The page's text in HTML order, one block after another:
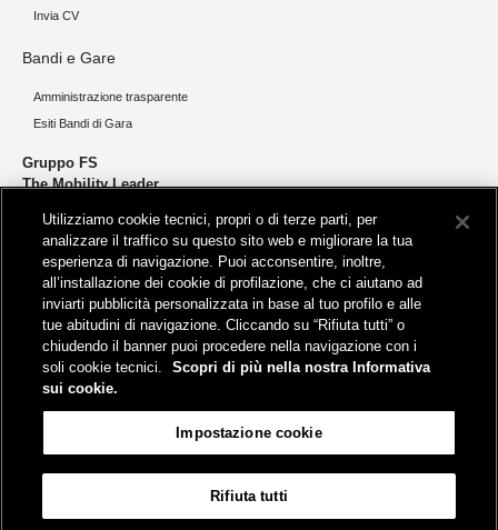
Invia CV
Bandi e Gare
Amministrazione trasparente
Esiti Bandi di Gara
Gruppo FS
The Mobility Leader
Progettiamo e realizziamo infrastrutture per una mobilità sostenibile di
persone e merci. Accorciamo le distanze per lo sviluppo e la crescita
del nostro Paese.
Piazza della Croce Rossa, 1 - 00161 Roma
Utilizziamo cookie tecnici, propri o di terze parti, per
analizzare il traffico su questo sito web e migliorare la tua
esperienza di navigazione. Puoi acconsentire, inoltre,
all’installazione dei cookie di profilazione, che ci aiutano ad
inviarti pubblicità personalizzata in base al tuo profilo e alle
tue abitudini di navigazione. Cliccando su “Rifiuta tutti” o
chiudendo il banner puoi procedere nella navigazione con i
soli cookie tecnici.
Scopri di più nella nostra Informativa
sui cookie.
Impostazione cookie
Rifiuta tutti